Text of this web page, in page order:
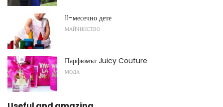
11-месечно дете
МАЙЧИНСТВО
Парфюмът Juicy Couture
МОДА